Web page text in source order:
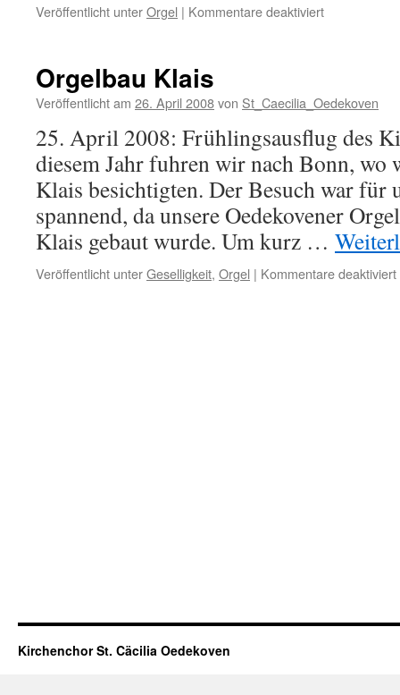
Veröffentlicht unterOrgel | Kommentare deaktiviertfür
Orgelbau Klais
Veröffentlicht am 26. April 2008von St_Caecilia_Oedekoven
25. April 2008: Frühlingsausflug des
diesem Jahr fuhren wir nach Bonn,
Klais besichtigten. Der Besuch war für
spannend, da unsere Oedekovener
Klais gebaut wurde. Um kurz …
Veröffentlicht unterGeselligkeit, Orgel | Kommentare deaktiviert
Kirchenchor St. Cäcilia Oedekoven